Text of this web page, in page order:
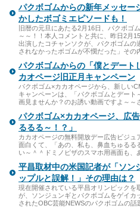
パクボゴムからの新年メッセー
かしたボゴミエピソードも！
旧暦の元旦にあたる2月16日、パクボゴ
～～！！本人コメントと共に、昨日2月
出演したコチャンソクが、パクボゴムの
されなかったボゴムが不憫だった」そ
パクボゴムからの「僕とデート
カオページ旧正月キャンペーン
パクボゴム×カカオページから、新しい
キャンペーンは、「パクボゴムとデー
画見ませんか？のお誘い動画ですよ～～
パクボゴム×カカオページ、広
るるる～！？」
カカオページの無料開放デー広告ビジ
面白くて、「あの、私も、鼻血ちゅるる
い～＾＾ドミノピザのスマホ用画面も、
平昌取材中の米国記者が「ソン
ップルと誤解！」その理由は？
現在開催されている平昌オリンピック
が、ソンジュンギとパクボゴムをゲイ
されたOBC芸能NEWSのパクボゴムの